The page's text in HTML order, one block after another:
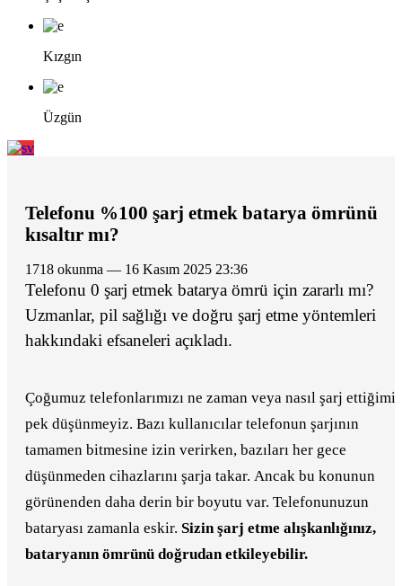
Kızgın
Üzgün
Telefonu %100 şarj etmek batarya ömrünü
kısaltır mı?
1718 okunma — 16 Kasım 2025 23:36
Telefonu 0 şarj etmek batarya ömrü için zararlı mı?
Uzmanlar, pil sağlığı ve doğru şarj etme yöntemleri
hakkındaki efsaneleri açıkladı.
Çoğumuz telefonlarımızı ne zaman veya nasıl şarj
pek düşünmeyiz. Bazı kullanıcılar telefonun şarjının
tamamen bitmesine izin verirken, bazıları her gece
düşünmeden cihazlarını şarja takar. Ancak bu konunun
görünenden daha derin bir boyutu var. Telefonunuzun
bataryası zamanla eskir. Sizin şarj etme alışkanlığınız,
bataryanın ömrünü doğrudan etkileyebilir.